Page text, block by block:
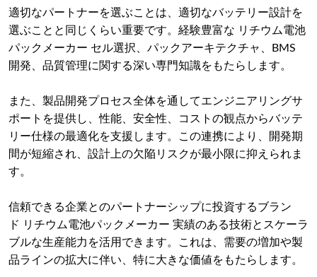
適切なパートナーを選ぶことは、適切なバッテリー設計を
選ぶことと同じくらい重要です。経験豊富な リチウム電池
パックメーカー セル選択、パックアーキテクチャ、BMS
開発、品質管理に関する深い専門知識をもたらします。
また、製品開発プロセス全体を通してエンジニアリングサ
ポートを提供し、性能、安全性、コストの観点からバッテ
リー仕様の最適化を支援します。この連携により、開発期
間が短縮され、設計上の欠陥リスクが最小限に抑えられま
す。
信頼できる企業とのパートナーシップに投資するブラン
ド リチウム電池パックメーカー 実績のある技術とスケーラ
ブルな生産能力を活用できます。これは、需要の増加や製
品ラインの拡大に伴い、特に大きな価値をもたらします。